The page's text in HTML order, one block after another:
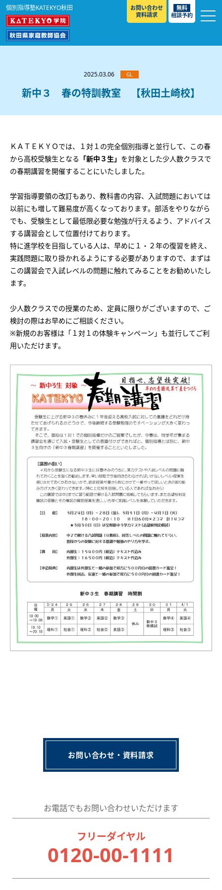
個別指導塾KATEKYO秋田
お問い合わせ
資料請求
無料
相談予約
教室紹介
秋田駅前校／秋田土崎校／横手駅前校
不登校生／ GL／その他
合格実績・合格体験談
入試情報
高校入試／大学入試［ 推薦入試 ］ ／大学入試［ 共通テ
スト ］
採用情報
講師募集／営業員・事務員募集
会社概要
プライバシーポリシー
2025.03.06 GL
新中３ 春の特訓教室 【秋田土崎校】
ＫＡＴＥＫＹＯでは、１対１の完全個別指導と並行して、この春
から高校受験生となる 「新中３生」 を対象とした少人数クラスで
の春期講習を開催することにいたしました。
学習指導要領の改訂もあり、教科書の内容、入試問題においては
以前にも増して難易度が高くなっております。部活をやりながら
でも、受験生として最低限必要な勉強が行えるよう、アドバイス
する講習会として位置付けております。
特に進学校を目指している人は、早めに１・２年の復習を終え、
実践問題に取り掛かれるようにする必要がありますので、まずは
この講習会で入試レベルの問題に触れてみることをお勧めいたし
ます。
少人数クラスでの授業のため、定員に限りがございますので、ご
検討の際はお早めにご相談ください。
※新規のお客様は「１対１の体験キャンペーン」も並行してご利
用いただけます。
お問い合わせ・資料請求
お電話でもお問い合わせいただけます
フリーダイヤル
0120-00-1111